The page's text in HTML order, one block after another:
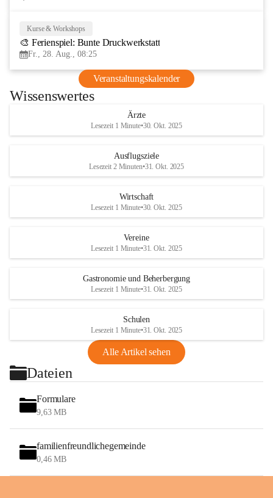
Kurse & Workshops
🎨 Ferienspiel: Bunte Druckwerkstatt
Fr., 28. Aug., 08:25
Veranstaltungskalender
Wissenswertes
Ärzte
Lesezeit 1 Minute•30. Okt. 2025
Ausflugsziele
Lesezeit 2 Minuten•31. Okt. 2025
Wirtschaft
Lesezeit 1 Minute•30. Okt. 2025
Vereine
Lesezeit 1 Minute•31. Okt. 2025
Gastronomie und Beherbergung
Lesezeit 1 Minute•31. Okt. 2025
Schulen
Lesezeit 1 Minute•31. Okt. 2025
Alle Artikel sehen
Dateien
Formulare
9,63 MB
familienfreundlichegemeinde
0,46 MB